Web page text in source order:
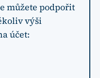
můžete podpořit
výši
účet: